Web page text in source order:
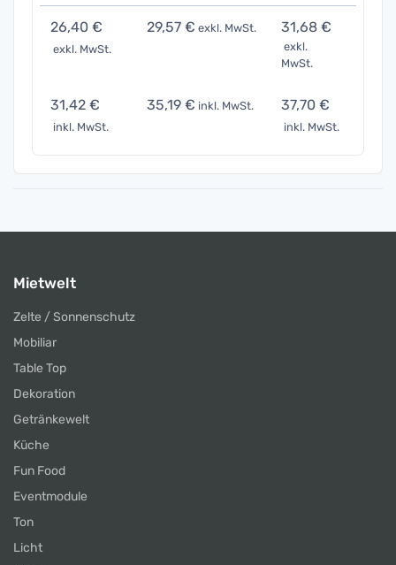
26,40 €
exkl. MwSt.
29,57 € exkl. MwSt. 31,68 €
exkl.
MwSt.
31,42 €
inkl. MwSt.
35,19 € inkl. MwSt. 37,70 €
inkl. MwSt.
Mietwelt
Zelte / Sonnenschutz
Mobiliar
Table Top
Dekoration
Getränkewelt
Küche
Fun Food
Eventmodule
Ton
Licht